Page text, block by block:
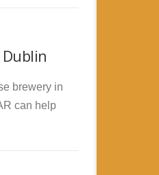
brewery in
can help